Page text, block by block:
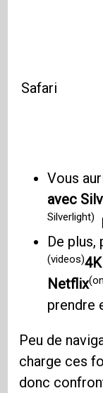
Safari
Vous
avec
Silverlight)
De
(videos)
Netflix
prendre
Peu de
charge ces
donc